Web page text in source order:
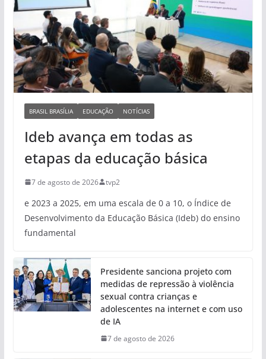
BRASIL BRASÍLIA EDUCAÇÃO NOTÍCIAS
Ideb avança em todas as
etapas da educação básica
7 de agosto de 2026 tvp2
e 2023 a 2025, em uma escala de 0 a 10, o Índice de
Desenvolvimento da Educação Básica (Ideb) do ensino
fundamental
Presidente sanciona projeto com
medidas de repressão à violência
sexual contra crianças e
adolescentes na internet e com uso
de IA
7 de agosto de 2026